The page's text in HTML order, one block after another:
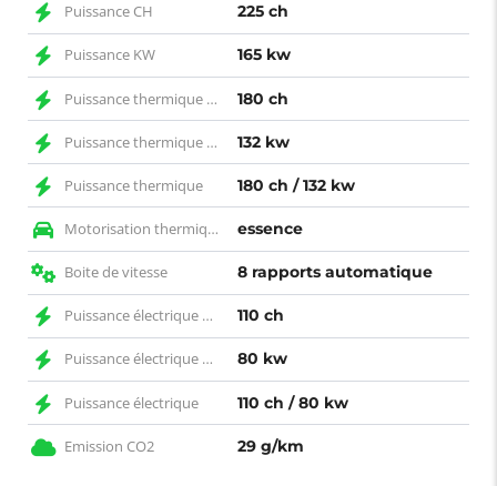
Puissance CH 225 ch
Puissance KW 165 kw
Puissance thermique CH 180 ch
Puissance thermique KW 132 kw
Puissance thermique 180 ch / 132 kw
Motorisation thermique essence
Boite de vitesse 8 rapports automatique
Puissance électrique CH 110 ch
Puissance électrique KW 80 kw
Puissance électrique 110 ch / 80 kw
Emission CO2 29 g/km